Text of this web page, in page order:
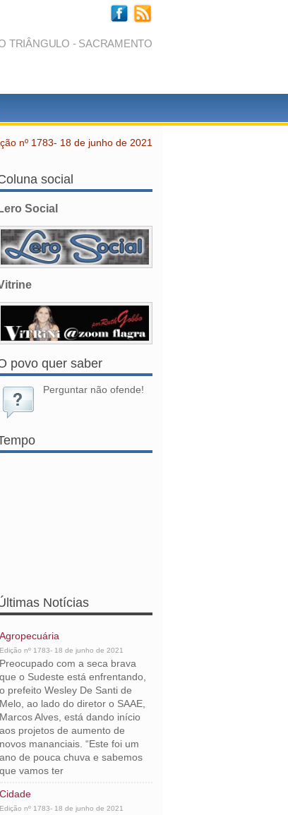
TRIÂNGULO - SACRAMENTO
nº 1783- 18 de junho de 2021
social
Lero Social
povo quer saber
Perguntar não ofende!
Notícias
Agropecuária
Edição nº 1783- 18 de junho de 2021
Preocupado com a seca brava
que o Sudeste está enfrentando,
o prefeito Wesley De Santi de
Melo, ao lado do diretor o SAAE,
Marcos Alves, está dando início
aos projetos de aumento de
novos mananciais. “Este foi um
ano de pouca chuva e sabemos
que vamos ter
Cidade
Edição nº 1783- 18 de junho de 2021